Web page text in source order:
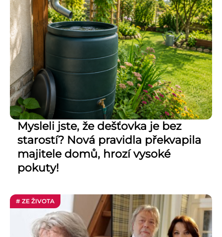
Mysleli jste, že dešťovka je bez
starostí? Nová pravidla překvapila
majitele domů, hrozí vysoké
pokuty!
# ZE ŽIVOTA